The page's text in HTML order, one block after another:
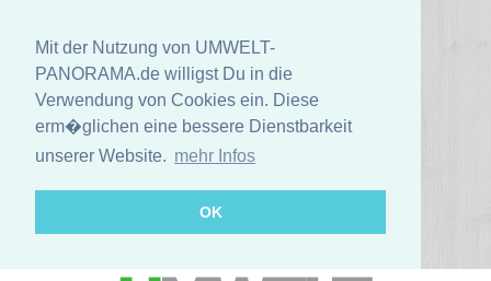
Mit der Nutzung von UMWELT-
PANORAMA.de willigst Du in die
Verwendung von Cookies ein. Diese
erm�glichen eine bessere Dienstbarkeit
unserer Website. mehr Infos
OK